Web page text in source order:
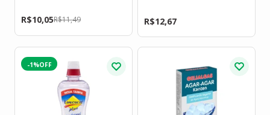
R$11,49
R$10,05 R$12,67
-1%